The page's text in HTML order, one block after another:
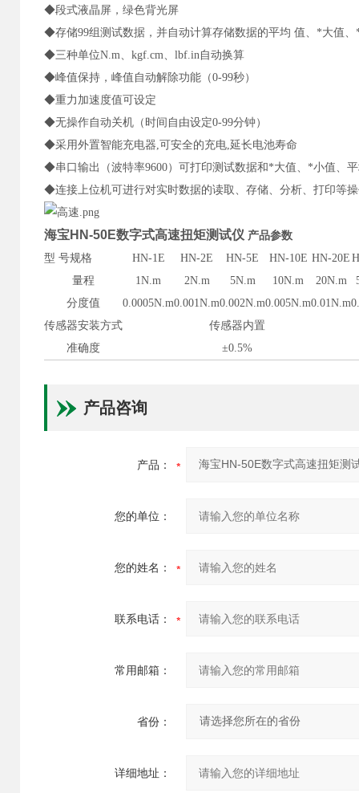
◆段式液晶屏，绿色背光屏
◆存储99组测试数据，并自动计算存储数据的平均 值、*大值、
◆三种单位N.m、kgf.cm、lbf.in自动换算
◆峰值保持，峰值自动解除功能（0-99秒）
◆重力加速度值可设定
◆无操作自动关机（时间自由设定0-99分钟）
◆采用外置智能充电器,可安全的充电,延长电池寿命
◆串口输出（波特率9600）可打印测试数据和*大值、*小值、
◆连接上位机可进行对实时数据的读取、存储、分析、打印等
海宝HN-50E数字式高速扭矩测试仪 产品参数
型 号规格
HN-1E HN-2E HN-5E HN-10E HN-20E
量程
1N.m 2N.m 5N.m 10N.m 20N.m
分度值
0.0005N.m0.001N.m0.002N.m0.005N.m0.01N.m
传感器安装方式
传感器内置
准确度
±0.5%
产品咨询
产品：
您的单位：
您的姓名：
联系电话：
常用邮箱：
省份：
详细地址：